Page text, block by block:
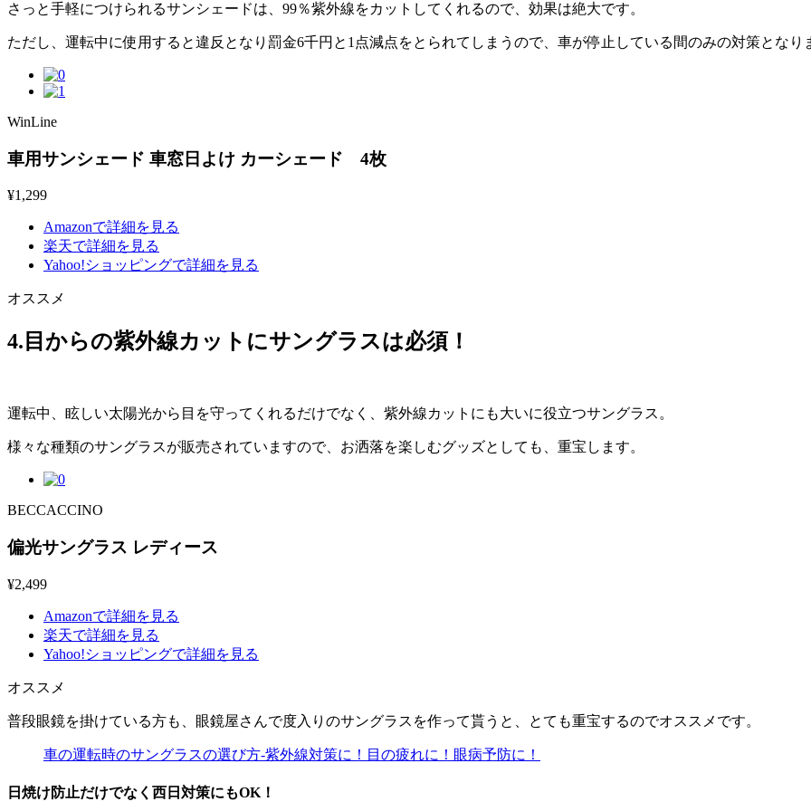
さっと手軽につけられるサンシェードは、99％紫外線をカットしてくれるので、効果は絶大です。
ただし、運転中に使用すると違反となり罰金6千円と1点減点をとられてしまうので、車が停止している間のみの対策となり
WinLine
車用サンシェード 車窓日よけ カーシェード 4枚
¥1,299
Amazonで詳細を見る
楽天で詳細を見る
Yahoo!ショッピングで詳細を見る
オススメ
4.目からの紫外線カットにサングラスは必須！
運転中、眩しい太陽光から目を守ってくれるだけでなく、紫外線カットにも大いに役立つサングラス。
様々な種類のサングラスが販売されていますので、お洒落を楽しむグッズとしても、重宝します。
BECCACCINO
偏光サングラス レディース
¥2,499
Amazonで詳細を見る
楽天で詳細を見る
Yahoo!ショッピングで詳細を見る
オススメ
普段眼鏡を掛けている方も、眼鏡屋さんで度入りのサングラスを作って貰うと、とても重宝するのでオススメです。
車の運転時のサングラスの選び方-紫外線対策に！目の疲れに！眼病予防に！
日焼け防止だけでなく西日対策にもOK！